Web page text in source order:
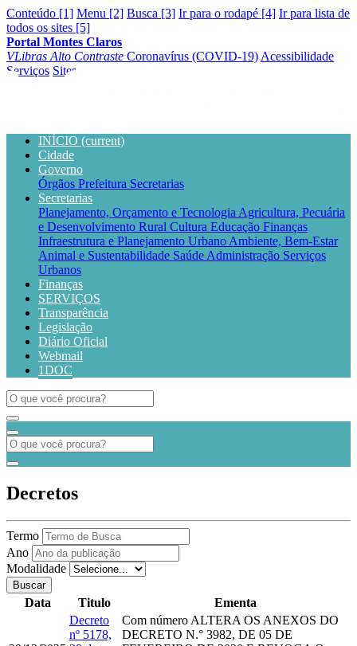
Conteúdo [1] Menu [2] Busca [3] Ir para o rodapé [4] Ir para lista de
todos os sites [5]
Portal Montes Claros
VLibras Alto Contraste Coronavírus (COVID-19) Acessibilidade
Serviços Sites
INÍCIO (current)
Cidade
Governo
Órgãos Prefeitura Secretarias
Secretarias
Planejamento, Orçamento e Tecnologia Agricultura, Pecuária
e Desenvolvimento Rural Cultura Educação Finanças
Infraestrutura e Planejamento Urbano Ambiente, Bem-Estar
Animal e Sustentabilidade Saúde Administração Serviços
Urbanos
Finanças
SERVIÇOS
Transparência
Legislação
Diário Oficial
Webmail
1DOC
Decretos
Termo
Ano
Modalidade
Buscar
Data Titulo Ementa
Decreto
nº 5178,
Com número ALTERA OS ANEXOS DO
DECRETO N.° 3982, DE 05 DE